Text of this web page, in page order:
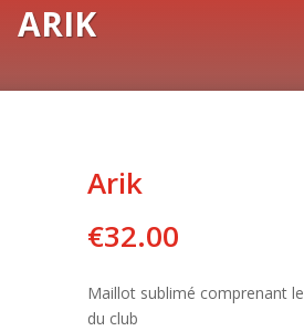
ARIK
Arik
€32.00
Maillot sublimé comprenant
du club